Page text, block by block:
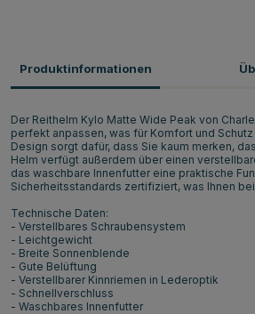
Produktinformationen
Der Reithelm Kylo Matte Wide Peak von
perfekt anpassen, was für Komfort und
Design sorgt dafür, dass Sie kaum merken,
Helm verfügt außerdem über einen
das waschbare Innenfutter eine praktische
Sicherheitsstandards zertifiziert, was Ihnen
Technische Daten:
- Verstellbares Schraubensystem
- Leichtgewicht
- Breite Sonnenblende
- Gute Belüftung
- Verstellbarer Kinnriemen in Lederoptik
- Schnellverschluss
- Waschbares Innenfutter